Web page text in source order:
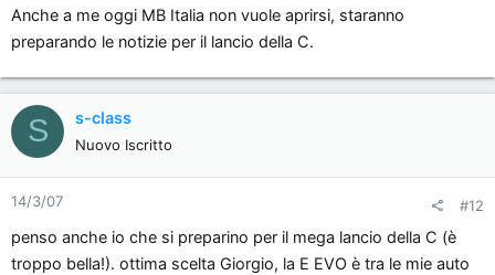
Anche a me oggi MB Italia non vuole aprirsi, staranno
preparando le notizie per il lancio della C.
S s-class
Nuovo Iscritto
14/3/07 #12
penso anche io che si preparino per il mega lancio della C (è
troppo bella!). ottima scelta Giorgio, la E EVO è tra le mie auto